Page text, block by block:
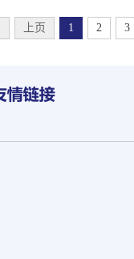
上页 1 2 3